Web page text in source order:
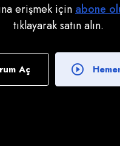
erişmek için abone
tıklayarak satın alın.
Aç